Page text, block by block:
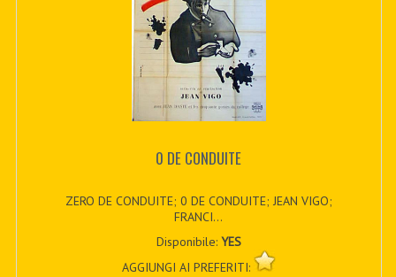
0 DE CONDUITE
ZERO DE CONDUITE; 0 DE CONDUITE; JEAN VIGO;
FRANCI...
Disponibile: YES
AGGIUNGI AI PREFERITI: